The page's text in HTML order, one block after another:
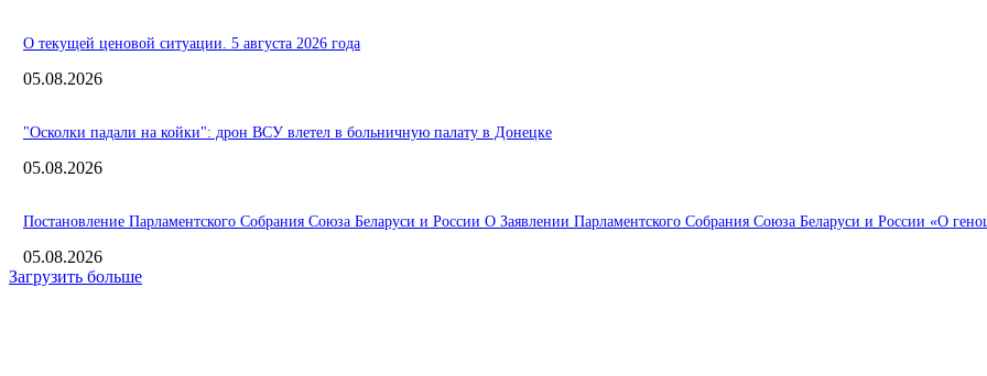
О текущей ценовой ситуации. 5 августа 2026 года
05.08.2026
"Осколки падали на койки": дрон ВСУ влетел в больничную палату в Донецке
05.08.2026
Постановление Парламентского Собрания Союза Беларуси и России О Заявлении Парламентского Собрания Союза Беларуси и России «О
05.08.2026
Загрузить больше